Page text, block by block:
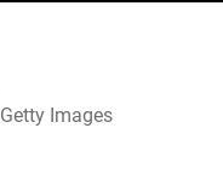
Getty Images